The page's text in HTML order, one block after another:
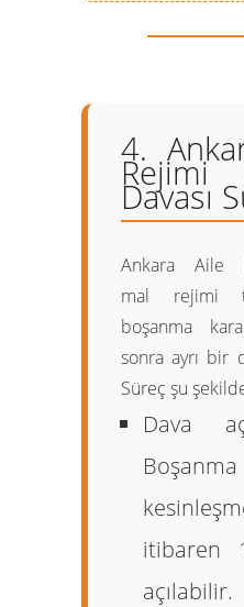
4.
Davası
Ankara Aile
mal rejimi
boşanma
sonra ayrı bir
Süreç şu
Dava
itibaren